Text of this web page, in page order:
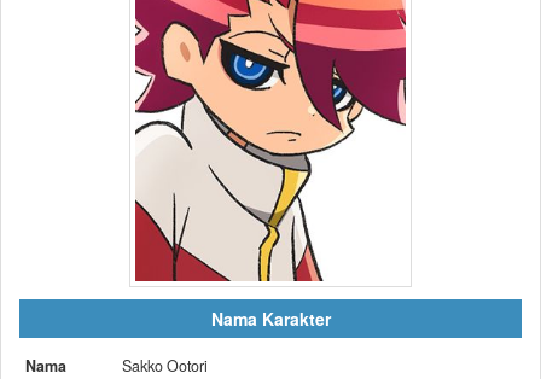
Nama Karakter
Nama
Sakko Ootori